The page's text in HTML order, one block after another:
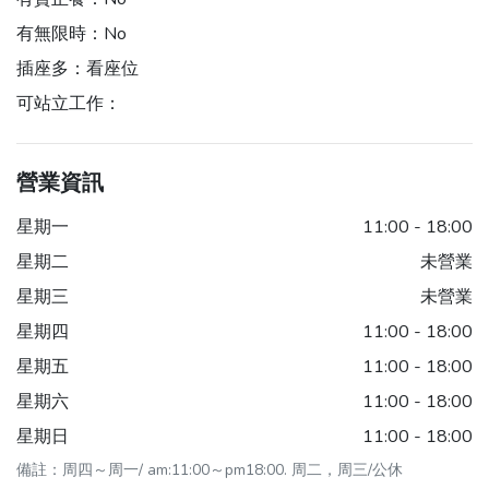
有無限時： No
插座多： 看座位
可站立工作：
營業資訊
星期一
11:00 - 18:00
星期二
未營業
星期三
未營業
星期四
11:00 - 18:00
星期五
11:00 - 18:00
星期六
11:00 - 18:00
星期日
11:00 - 18:00
備註：周四～周一/ am:11:00～pm18:00. 周二，周三/公休